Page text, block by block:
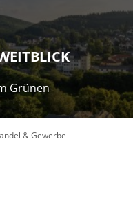
Grünen
& Gewerbe